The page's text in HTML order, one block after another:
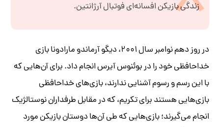
زندگی بازیکن افسانه‌ای فوتبال آرژانتین.
در روز دهم نوامبر سال ۲۰۰۱، دیگو آرماندو مارادونا بازی
خداحافظی خود را در بوئنوس آیرس انجام داد. برای آن‌هایی که
با این رسم و رسوم آشنایی ندارند، بازی‌های خداحافظی
بازی‌هایی هستند برای تکریم، که در مقابل طرفداران نوستالژیک
انجام می‌گیرند؛ بازی‌هایی که طی آن‌ها دوستان بازیکن مورد